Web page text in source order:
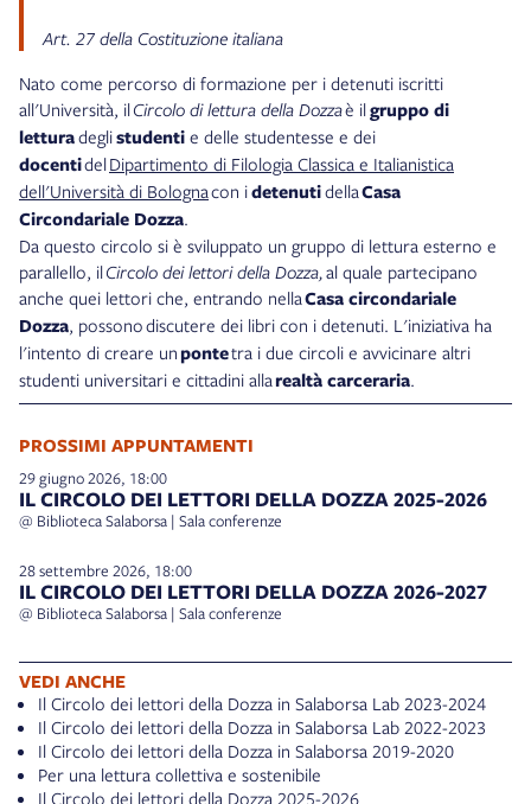
Art. 27 della Costituzione italiana
Nato come percorso di formazione per i detenuti iscritti
all'Università, ilCircolo di lettura della Dozzaè ilgruppo di
letturadeglistudenti e delle studentesse e dei
docentidelDipartimento di Filologia Classica e Italianistica
dell'Università di Bolognacon idetenutidellaCasa
Circondariale Dozza.
Da questo circolo si è sviluppato un gruppo di lettura esterno e
parallello, ilCircolo dei lettori della Dozza,al quale partecipano
anche quei lettori che, entrando nellaCasa circondariale
Dozza, possono discutere dei libri con i detenuti. L'iniziativa ha
l'intento di creare unpontetra i due circoli e avvicinare altri
studenti universitari e cittadini allarealtà carceraria.
PROSSIMI APPUNTAMENTI
29 giugno 2026, 18:00
IL CIRCOLO DEI LETTORI DELLA DOZZA 2025-2026
@ Biblioteca Salaborsa | Sala conferenze
28 settembre 2026, 18:00
IL CIRCOLO DEI LETTORI DELLA DOZZA 2026-2027
@ Biblioteca Salaborsa | Sala conferenze
VEDI ANCHE
Il Circolo dei lettori della Dozza in Salaborsa Lab 2023-2024
Il Circolo dei lettori della Dozza in Salaborsa Lab 2022-2023
Il Circolo dei lettori della Dozza in Salaborsa 2019-2020
Per una lettura collettiva e sostenibile
Il Circolo dei lettori della Dozza 2025-2026